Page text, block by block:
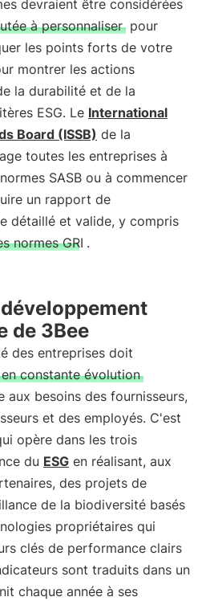
devraient être considérées
à personnaliser pour
les points forts de votre
montrer les actions
la durabilité et de la
ESG. Le International
Board (ISSB) de la
toutes les entreprises à
SASB ou à commencer
un rapport de
détaillé et valide, y compris
normes GRI .
de 3Bee
des entreprises doit
constante évolution
aux besoins des fournisseurs,
et des employés. C'est
opère dans les trois
du ESG en réalisant, aux
des projets de
de la biodiversité basés
propriétaires qui
clés de performance clairs
sont traduits dans un
chaque année à ses